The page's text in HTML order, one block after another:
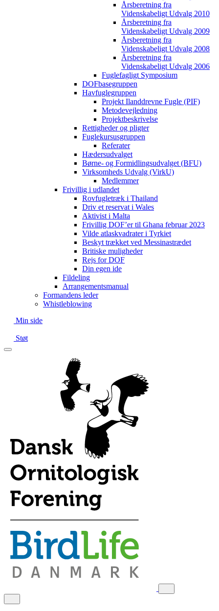
Årsberetning fra
Videnskabeligt Udvalg 2010
Årsberetning fra
Videnskabeligt Udvalg 2009
Årsberetning fra
Videnskabeligt Udvalg 2008
Årsberetning fra
Videnskabeligt Udvalg 2006
Fuglefagligt Symposium
DOFbasegruppen
Havfuglegruppen
Projekt Ilanddrevne Fugle (PIF)
Metodevejledning
Projektbeskrivelse
Rettigheder og pligter
Fuglekursusgruppen
Referater
Hædersudvalget
Børne- og Formidlingsudvalget (BFU)
Virksomheds Udvalg (VirkU)
Medlemmer
Frivillig i udlandet
Rovfugletræk i Thailand
Driv et reservat i Wales
Aktivist i Malta
Frivillig DOF’er til Ghana februar 2023
Vilde atlaskvadrater i Tyrkiet
Beskyt trækket ved Messinastrædet
Britiske muligheder
Rejs for DOF
Din egen ide
Fildeling
Arrangementsmanual
Formandens leder
Whistleblowing
Min side
Støt